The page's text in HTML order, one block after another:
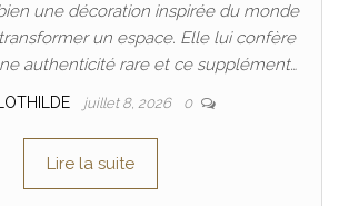
une décoration inspirée du monde
un espace. Elle lui confère
authenticité rare et ce supplément…
juillet 8, 2026 0
Lire la suite